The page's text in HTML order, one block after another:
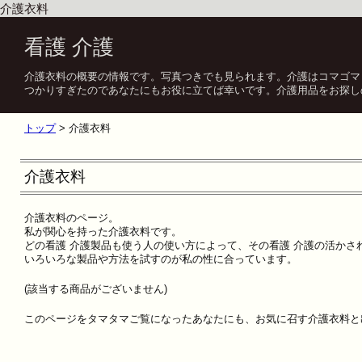
介護衣料
看護 介護
介護衣料の概要の情報です。写真つきでも見られます。介護はコマゴ
つかりすぎたのであなたにもお役に立てば幸いです。介護用品をお探
トップ> 介護衣料
介護衣料
介護衣料のページ。
私が関心を持った介護衣料です。
どの看護 介護製品も使う人の使い方によって、その看護 介護の活か
いろいろな製品や方法を試すのが私の性に合っています。
(該当する商品がございません)
このページをタマタマご覧になったあなたにも、お気に召す介護衣料